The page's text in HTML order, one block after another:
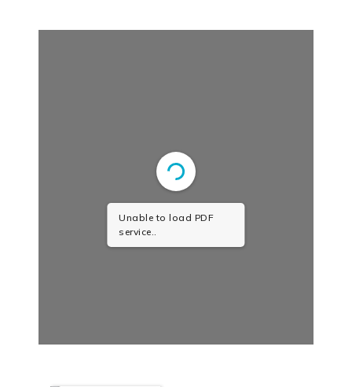
Unable to load PDF
service..